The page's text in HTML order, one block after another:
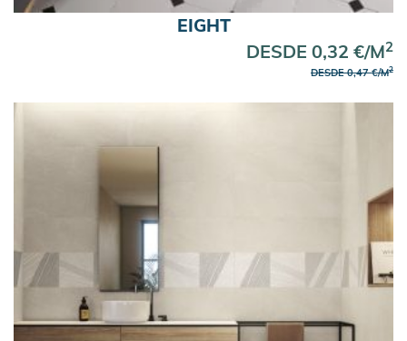
EIGHT
DESDE 0,32 €/M2
DESDE 0,47 €/M2